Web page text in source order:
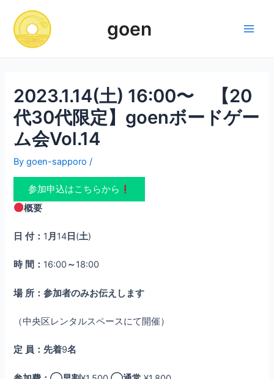
content
goen
2023.1.14(土) 16:00〜 【20
代30代限定】goenボードゲー
ム会Vol.14
Bygoen-sapporo/
参加申込はこちらから
概要
日 付： 1 月 14 日 (土)
時 間： 16:00～18:00
場 所：参加者のみお伝えします
（中央区レンタルスペースにて開催）
定 員：先着9名